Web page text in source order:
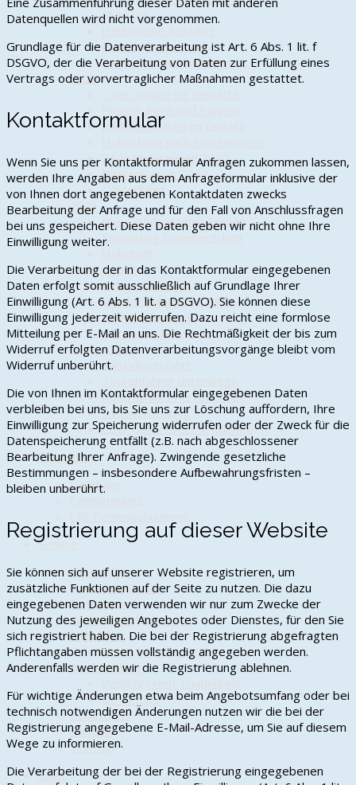
Munster
Herbstliche Ausfahrt
Oertze Piraten als
Radwegepaten unterwegs
2022
Pleiten, Pech und Pannen
Radwegepaten im Einsatz
24-h-Mofarennen 2022
Piratensaison 2022
Lichterfahrt
2021
Blaue Wolken über Trauen
Eroberung Eisenherzchen
2019 - 2020
Auf großer Fahrt
Wieder auf großer Fahrt
24-h-Mofarennen
Jahresabschlussfahrt
2015 - 2018
Erkundungsfahrt
Kontrollfahrt Kartoffelweg
Saisoneröffnung
Cold-Water-Beer-Challenge
Tourismus
Gasthaus
Service
Newsletter
Ansprechpartner
Notdienste
Wichtige Rufnummern
Müllabfuhr
Abfuhrkalender 2026
Busfahrpläne
Bürgerbus
Downloads
Kontakt
sitemap
Links
Datenquellen wird nicht vorgenommen.
Grundlage für die Datenverarbeitung ist Art. 6 Abs. 1 lit. f
DSGVO, der die Verarbeitung von Daten zur Erfüllung eines
Vertrags oder vorvertraglicher Maßnahmen gestattet.
Kontaktformular
Wenn Sie uns per Kontaktformular Anfragen zukommen lassen,
werden Ihre Angaben aus dem Anfrageformular inklusive der
von Ihnen dort angegebenen Kontaktdaten zwecks
Bearbeitung der Anfrage und für den Fall von Anschlussfragen
bei uns gespeichert. Diese Daten geben wir nicht ohne Ihre
Einwilligung weiter.
Die Verarbeitung der in das Kontaktformular eingegebenen
Daten erfolgt somit ausschließlich auf Grundlage Ihrer
Einwilligung (Art. 6 Abs. 1 lit. a DSGVO). Sie können diese
Einwilligung jederzeit widerrufen. Dazu reicht eine formlose
Mitteilung per E-Mail an uns. Die Rechtmäßigkeit der bis zum
Widerruf erfolgten Datenverarbeitungsvorgänge bleibt vom
Widerruf unberührt.
Die von Ihnen im Kontaktformular eingegebenen Daten
verbleiben bei uns, bis Sie uns zur Löschung auffordern, Ihre
Einwilligung zur Speicherung widerrufen oder der Zweck für die
Datenspeicherung entfällt (z.B. nach abgeschlossener
Bearbeitung Ihrer Anfrage). Zwingende gesetzliche
Bestimmungen – insbesondere Aufbewahrungsfristen –
bleiben unberührt.
Registrierung auf dieser Website
Sie können sich auf unserer Website registrieren, um
zusätzliche Funktionen auf der Seite zu nutzen. Die dazu
eingegebenen Daten verwenden wir nur zum Zwecke der
Nutzung des jeweiligen Angebotes oder Dienstes, für den Sie
sich registriert haben. Die bei der Registrierung abgefragten
Pflichtangaben müssen vollständig angegeben werden.
Anderenfalls werden wir die Registrierung ablehnen.
Für wichtige Änderungen etwa beim Angebotsumfang oder bei
technisch notwendigen Änderungen nutzen wir die bei der
Registrierung angegebene E-Mail-Adresse, um Sie auf diesem
Wege zu informieren.
Die Verarbeitung der bei der Registrierung eingegebenen